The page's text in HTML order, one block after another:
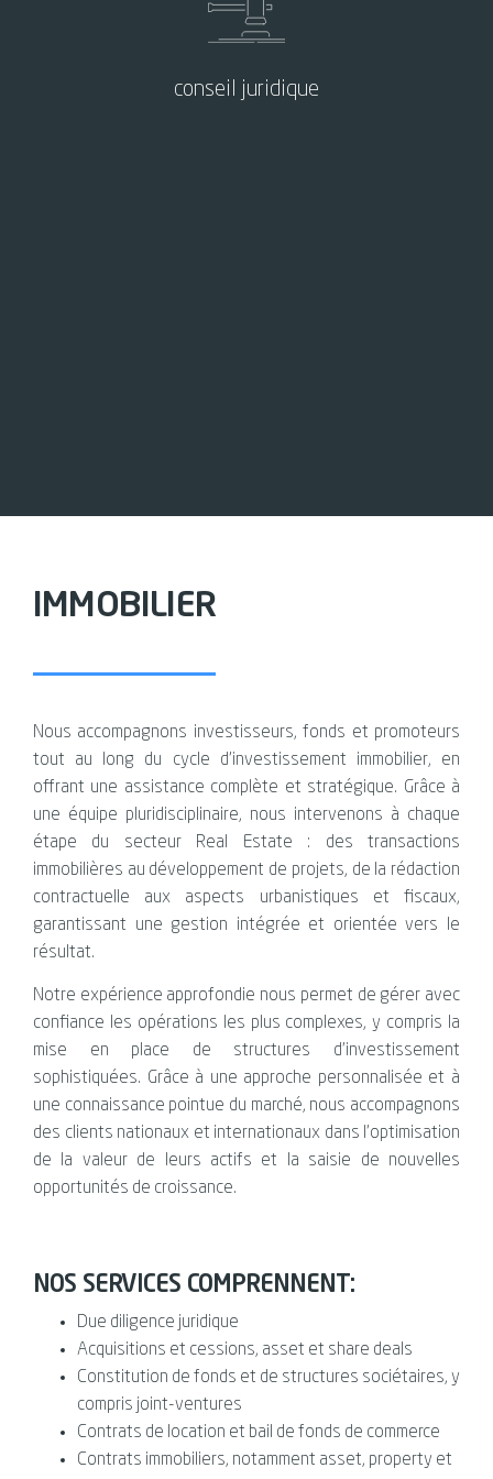
conseil juridique
IMMOBILIER
Nous accompagnons investisseurs, fonds et promoteurs
tout au long du cycle d’investissement immobilier, en
offrant une assistance complète et stratégique. Grâce à
une équipe pluridisciplinaire, nous intervenons à chaque
étape du secteur Real Estate : des transactions
immobilières au développement de projets, de la rédaction
contractuelle aux aspects urbanistiques et fiscaux,
garantissant une gestion intégrée et orientée vers le
résultat.
Notre expérience approfondie nous permet de gérer avec
confiance les opérations les plus complexes, y compris la
mise en place de structures d’investissement
sophistiquées. Grâce à une approche personnalisée et à
une connaissance pointue du marché, nous accompagnons
des clients nationaux et internationaux dans l’optimisation
de la valeur de leurs actifs et la saisie de nouvelles
opportunités de croissance.
NOS SERVICES COMPRENNENT:
Due diligence juridique
Acquisitions et cessions, asset et share deals
Constitution de fonds et de structures sociétaires, y
compris joint-ventures
Contrats de location et bail de fonds de commerce
Contrats immobiliers, notamment asset, property et